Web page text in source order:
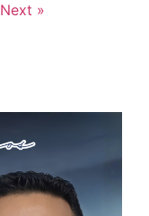
Next »